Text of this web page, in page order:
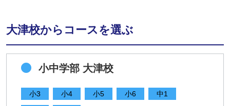
大津校からコースを選ぶ
小中学部 大津校
小3 小4 小5 小6 中1